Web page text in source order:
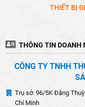
THIẾT BỊ
THÔNG TIN DOANH
CÔNG TY TNHH
Trụ sở: 96/5K Đặng
Chí Minh